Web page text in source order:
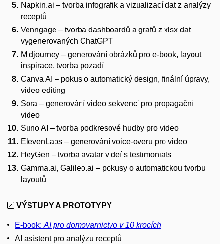
Napkin.ai – tvorba infografik a vizualizací dat z analýzy
receptů
Venngage – tvorba dashboardů a grafů z xlsx dat
vygenerovaných ChatGPT
Midjourney – generování obrázků pro e-book, layout
inspirace, tvorba pozadí
Canva AI – pokus o automatický design, finální úpravy,
video editing
Sora – generování video sekvencí pro propagační
video
Suno AI – tvorba podkresové hudby pro video
ElevenLabs – generování voice-overu pro video
HeyGen – tvorba avatar videí s testimonials
Gamma.ai, Galileo.ai – pokusy o automatickou tvorbu
layoutů
VÝSTUPY A PROTOTYPY
E-book: AI pro domovarnictvo v 10 krocích
AI asistent pro analýzu receptů